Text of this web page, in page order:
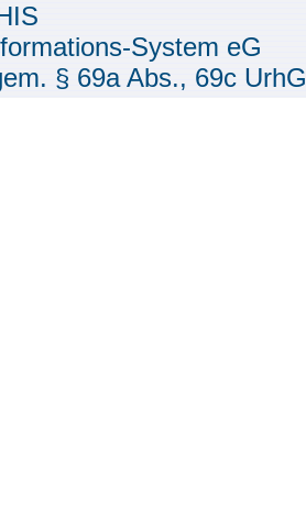
System eG
§ 69a Abs., 69c